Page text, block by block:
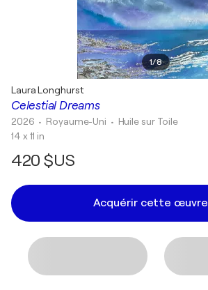
1/8
Celestial Dreams
Laura Longhurst
2026 • Royaume-Uni • Huile sur Toile
14 x 11 in
420 $US
Acquérir cette œuvre